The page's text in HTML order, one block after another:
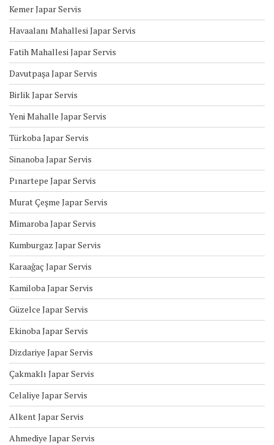
Kemer Japar Servis
Havaalanı Mahallesi Japar Servis
Fatih Mahallesi Japar Servis
Davutpaşa Japar Servis
Birlik Japar Servis
Yeni Mahalle Japar Servis
Türkoba Japar Servis
Sinanoba Japar Servis
Pınartepe Japar Servis
Murat Çeşme Japar Servis
Mimaroba Japar Servis
Kumburgaz Japar Servis
Karaağaç Japar Servis
Kamiloba Japar Servis
Güzelce Japar Servis
Ekinoba Japar Servis
Dizdariye Japar Servis
Çakmaklı Japar Servis
Celaliye Japar Servis
Alkent Japar Servis
Ahmediye Japar Servis